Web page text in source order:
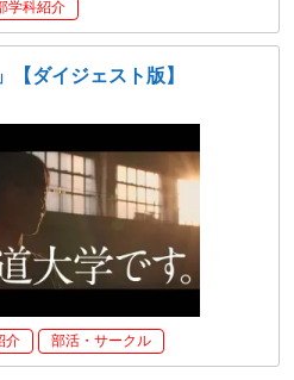
学科紹介
【ダイジェスト版】
介 部活・サークル